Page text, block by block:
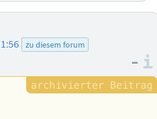
zu diesem forum
–